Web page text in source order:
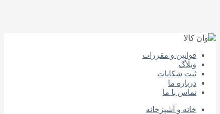
قوانین و مقررات
وبلاگ
ثبت شکایات
درباره‌ ما
تماس با ما
خانه و آشپزخانه